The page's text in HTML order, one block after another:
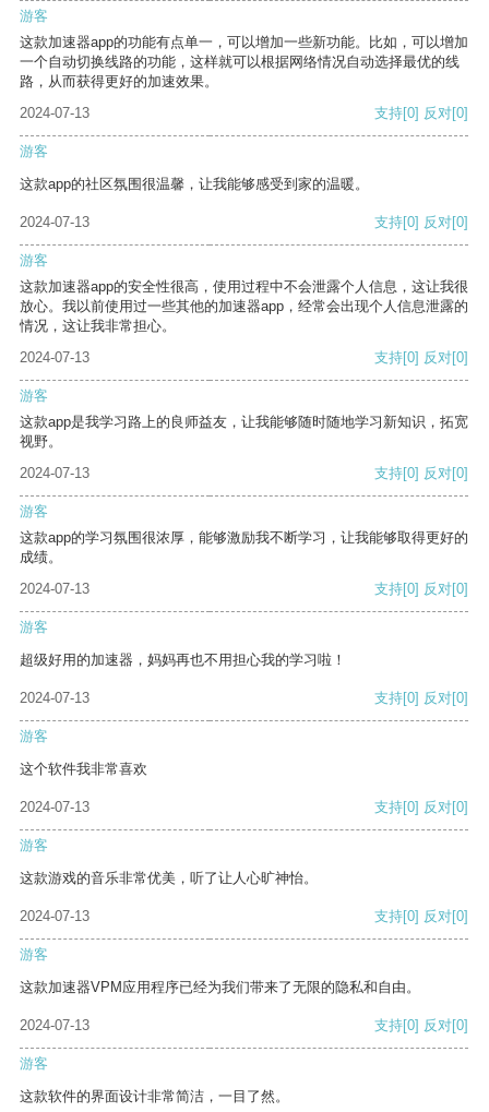
游客
这款加速器app的功能有点单一，可以增加一些新功能。比如，可以增加
一个自动切换线路的功能，这样就可以根据网络情况自动选择最优的线
路，从而获得更好的加速效果。
2024-07-13
支持[0] 反对[0]
游客
这款app的社区氛围很温馨，让我能够感受到家的温暖。
2024-07-13 支持[0] 反对[0]
游客
这款加速器app的安全性很高，使用过程中不会泄露个人信息，这让我很
放心。我以前使用过一些其他的加速器app，经常会出现个人信息泄露的
情况，这让我非常担心。
2024-07-13
支持[0] 反对[0]
游客
这款app是我学习路上的良师益友，让我能够随时随地学习新知识，拓宽
视野。
2024-07-13
支持[0] 反对[0]
游客
这款app的学习氛围很浓厚，能够激励我不断学习，让我能够取得更好的
成绩。
2024-07-13
支持[0] 反对[0]
游客
超级好用的加速器，妈妈再也不用担心我的学习啦！
2024-07-13 支持[0] 反对[0]
游客
这个软件我非常喜欢
2024-07-13 支持[0] 反对[0]
游客
这款游戏的音乐非常优美，听了让人心旷神怡。
2024-07-13 支持[0] 反对[0]
游客
这款加速器VPM应用程序已经为我们带来了无限的隐私和自由。
2024-07-13 支持[0] 反对[0]
游客
这款软件的界面设计非常简洁，一目了然。